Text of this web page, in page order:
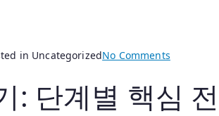
in UncategorizedNo Commentson
스
조
: 단계별 핵심